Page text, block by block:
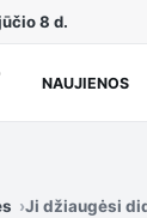
8 d.
NAUJIENOS
Ji džiaugėsi